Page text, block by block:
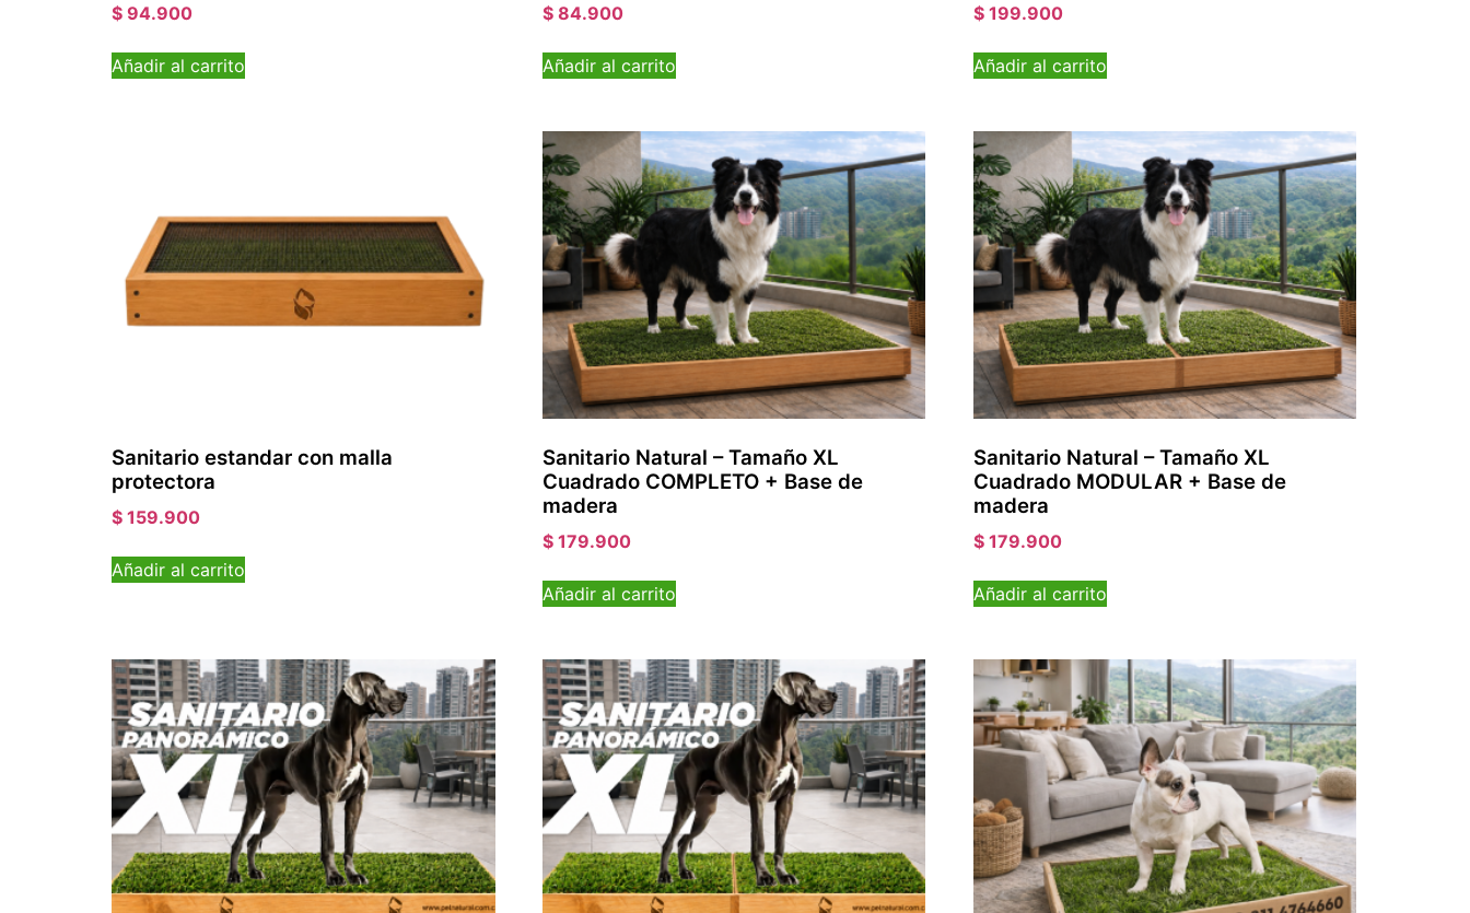
$ 94.900
Añadir al carrito
$84.900
Añadir al carrito
$199.900
Añadir al carrito
Sanitario estandar con malla
protectora
$ 159.900
Añadir al carrito
Sanitario Natural – Tamaño XL
Cuadrado COMPLETO + Base de
madera
$179.900
Añadir al carrito
Sanitario Natural – Tamaño XL
Cuadrado MODULAR + Base de
madera
$179.900
Añadir al carrito